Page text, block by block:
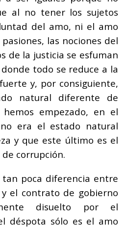
al no tener los sujetos
del amo, ni el amo
las nociones del
de la justicia se esfuman
todo se reduce a la
y, por consiguiente,
natural diferente de
empezado, en el
era el estado natural
y que este último es el
corrupción.
poca diferencia entre
y el contrato de gobierno
disuelto por el
déspota sólo es el amo